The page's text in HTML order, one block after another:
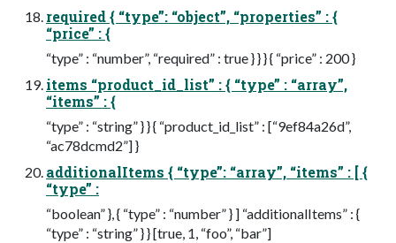
required { “type”: “object”, “properties” : {
“price” : {
“type” : “number”, “required” : true } } } { “price” : 200 }
items “product_id_list” : { “type” : “array”,
“items” : {
“type” : “string” } } { “product_id_list” : [“9ef84a26d”,
“ac78dcmd2”] }
additionalItems { “type”: “array”, “items” : [ {
“type” :
“boolean” }, { “type” : “number” } ] “additionalItems” : {
“type” : “string” } } [true, 1, “foo”, “bar”]